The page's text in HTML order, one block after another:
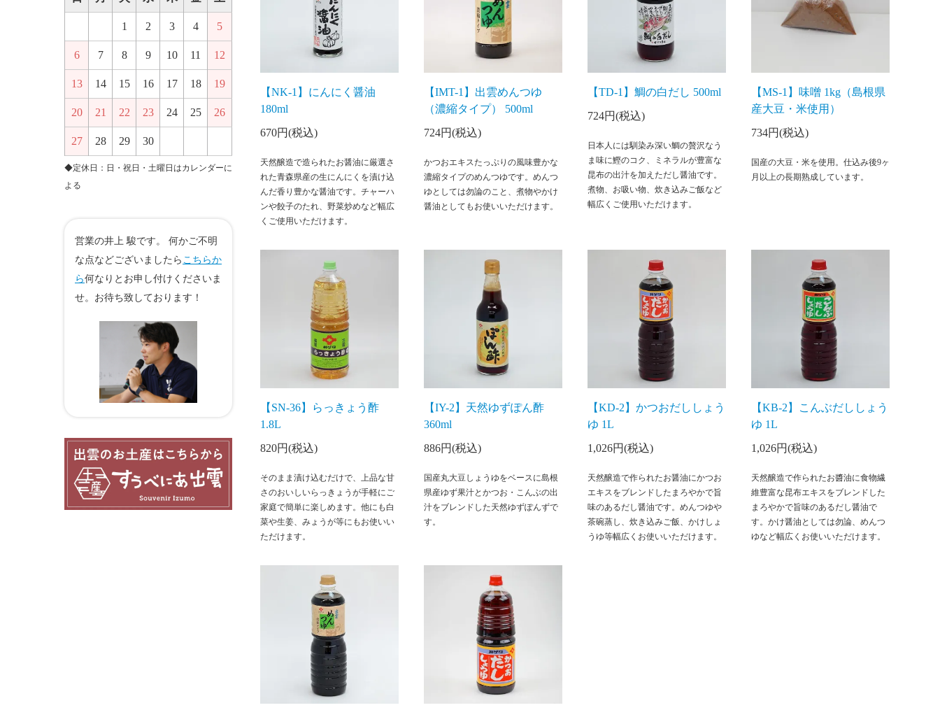
【NK-1】にんにく醤油
180ml
670円(税込)
天然醸造で造られたお醤油に厳選さ
れた青森県産の生にんにくを漬け込
んだ香り豊かな醤油です。チャーハ
ンや餃子のたれ、野菜炒めなど幅広
くご使用いただけます。
【IMT-1】出雲めんつゆ
（濃縮タイプ） 500ml
724円(税込)
かつおエキスたっぷりの風味豊かな
濃縮タイプのめんつゆです。めんつ
ゆとしては勿論のこと、煮物やかけ
醤油としてもお使いいただけます。
【TD-1】鯛の白だし 500ml
724円(税込)
日本人には馴染み深い鯛の贅沢なう
ま味に鰹のコク、ミネラルが豊富な
昆布の出汁を加えただし醤油です。
煮物、お吸い物、炊き込みご飯など
幅広くご使用いただけます。
【MS-1】味噌 1kg（島根県
産大豆・米使用）
734円(税込)
国産の大豆・米を使用。仕込み後9ヶ
月以上の長期熟成しています。
【SN-36】らっきょう酢
1.8L
820円(税込)
そのまま漬け込むだけで、上品な甘
さのおいしいらっきょうが手軽にご
家庭で簡単に楽しめます。他にも白
菜や生姜、みょうが等にもお使いい
ただけます。
【IY-2】天然ゆずぽん酢
360ml
886円(税込)
国産丸大豆しょうゆをベースに島根
県産ゆず果汁とかつお・こんぶの出
汁をブレンドした天然ゆずぽんずで
す。
【KD-2】かつおだししょう
ゆ 1L
1,026円(税込)
天然醸造で作られたお醤油にかつお
エキスをブレンドしたまろやかで旨
味のあるだし醤油です。めんつゆや
茶碗蒸し、炊き込みご飯、かけしょ
うゆ等幅広くお使いいただけます。
【KB-2】こんぶだししょう
ゆ 1L
1,026円(税込)
天然醸造で作られたお醬油に食物繊
維豊富な昆布エキスをブレンドした
まろやかで旨味のあるだし醤油で
す。かけ醤油としては勿論、めんつ
ゆなど幅広くお使いいただけます。
1 2 3 4 5
6 7 8 9 10 11 12
13 14 15 16 17 18 19
20 21 22 23 24 25 26
27 28 29 30
◆定休日：日・祝日・土曜日はカレンダーに
よる
営業の井上 駿です。 何かご不明
な点などございましたら こちらか
ら何なりとお申し付けくださいま
せ。お待ち致しております！